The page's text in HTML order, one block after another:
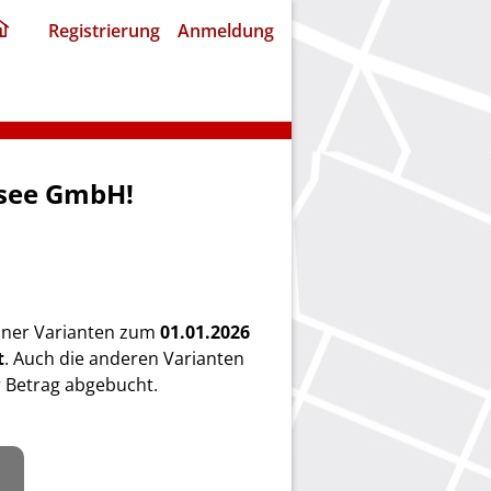
Registrierung Anmeldung
GmbH!
Varianten zum 01.01.2026
. Auch die anderen Varianten
abgebucht.